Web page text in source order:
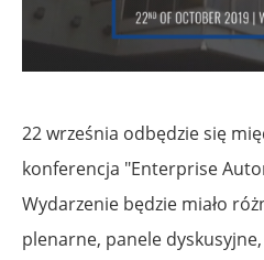
22 września odbędzie się
konferencja "Enterprise
Wydarzenie będzie miało
plenarne, panele